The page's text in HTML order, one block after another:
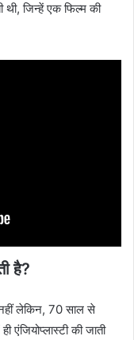
थी, जिन्हें एक फिल्म की
है?
लेकिन, 70 साल से
की जाती